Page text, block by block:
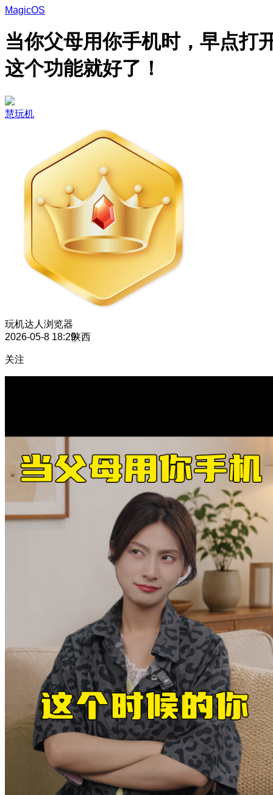
MagicOS
当你父母用你手机时，早点打
这个功能就好了！
慧玩机
玩机达人 浏览器
2026-05-8 18:29陕西
关注